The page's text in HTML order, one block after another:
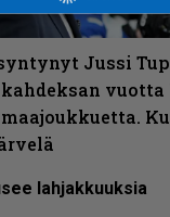
Jussi
vuotta
lah­jak­kuuk­sia